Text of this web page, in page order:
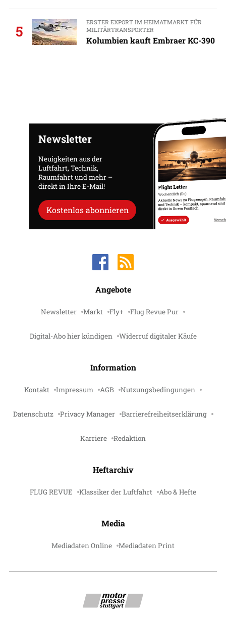
5
ERSTER EXPORT IM HEIMATMARKT FÜR
MILITÄRTRANSPORTER
Kolumbien kauft Embraer KC-390
Newsletter
Neuigkeiten aus der
Luftfahrt, Technik,
Raumfahrt und mehr –
direkt in Ihre E-Mail!
Kostenlos abonnieren
Angebote
Newsletter Markt Fly+ Flug Revue Pur
Digital-Abo hier kündigen Widerruf digitaler Käufe
Information
Kontakt Impressum AGB Nutzungsbedingungen
Datenschutz Privacy Manager Barrierefreiheitserklärung
Karriere Redaktion
Heftarchiv
FLUG REVUE Klassiker der Luftfahrt Abo & Hefte
Media
Mediadaten Online Mediadaten Print